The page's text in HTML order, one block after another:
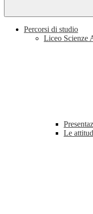
Percorsi di studio
Liceo Scienze
Le